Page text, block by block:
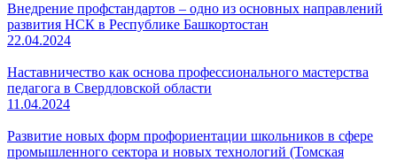
Внедрение профстандартов – одно из основных направлений
развития НСК в Республике Башкортостан
22.04.2024
Наставничество как основа профессионального мастерства
педагога в Свердловской области
11.04.2024
Развитие новых форм профориентации школьников в сфере
промышленного сектора и новых технологий (Томская